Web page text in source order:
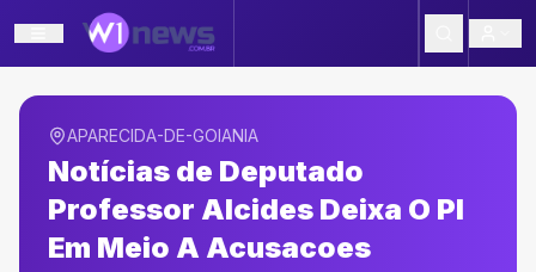
APARECIDA-DE-GOIANIA
Notícias de Deputado
Professor Alcides Deixa O Pl
Em Meio A Acusacoes